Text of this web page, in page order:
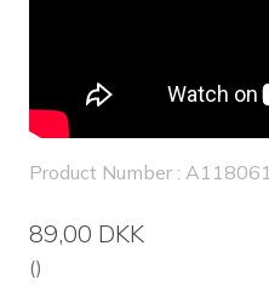
Product Number : A118061
89,00 DKK
()